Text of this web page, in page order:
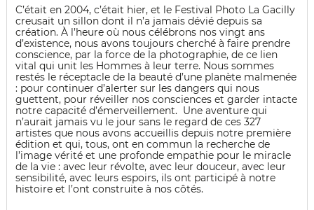
C’était en 2004, c’était hier, et le Festival Photo La Gacilly
creusait un sillon dont il n’a jamais dévié depuis sa
création. À l’heure où nous célébrons nos vingt ans
d’existence, nous avons toujours cherché à faire prendre
conscience, par la force de la photographie, de ce lien
vital qui unit les Hommes à leur terre. Nous sommes
restés le réceptacle de la beauté d’une planète malmenée
: pour continuer d’alerter sur les dangers qui nous
guettent, pour réveiller nos consciences et garder intacte
notre capacité d’émerveillement. Une aventure qui
n’aurait jamais vu le jour sans le regard de ces 327
artistes que nous avons accueillis depuis notre première
édition et qui, tous, ont en commun la recherche de
l’image vérité et une profonde empathie pour le miracle
de la vie : avec leur révolte, avec leur douceur, avec leur
sensibilité, avec leurs espoirs, ils ont participé à notre
histoire et l’ont construite à nos côtés.